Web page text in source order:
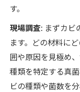
す。
現場調査: まずカビ
ます。どの材料に
囲や原因を見極め
種類を特定する真
ビの種類や菌数を